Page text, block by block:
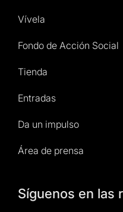
Vívela
Fondo de Acción Social
Tienda
Entradas
Da un impulso
Área de prensa
Síguenos en las